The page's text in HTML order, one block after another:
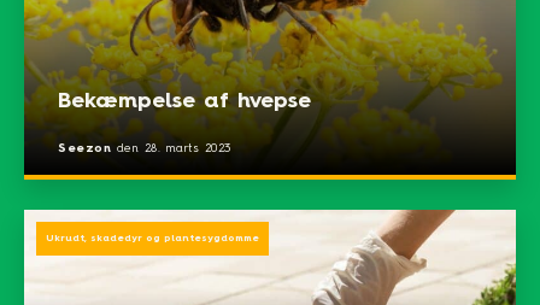
Bekæmpelse af hvepse
Seezon den 28. marts 2023
Ukrudt, skadedyr og plantesygdomme